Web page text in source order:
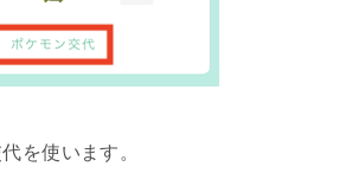
を使います。